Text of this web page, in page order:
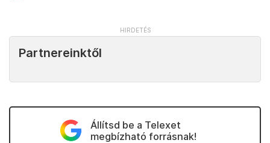
Partnereinktől
Állítsd be a Telexet
megbízható forrásnak!